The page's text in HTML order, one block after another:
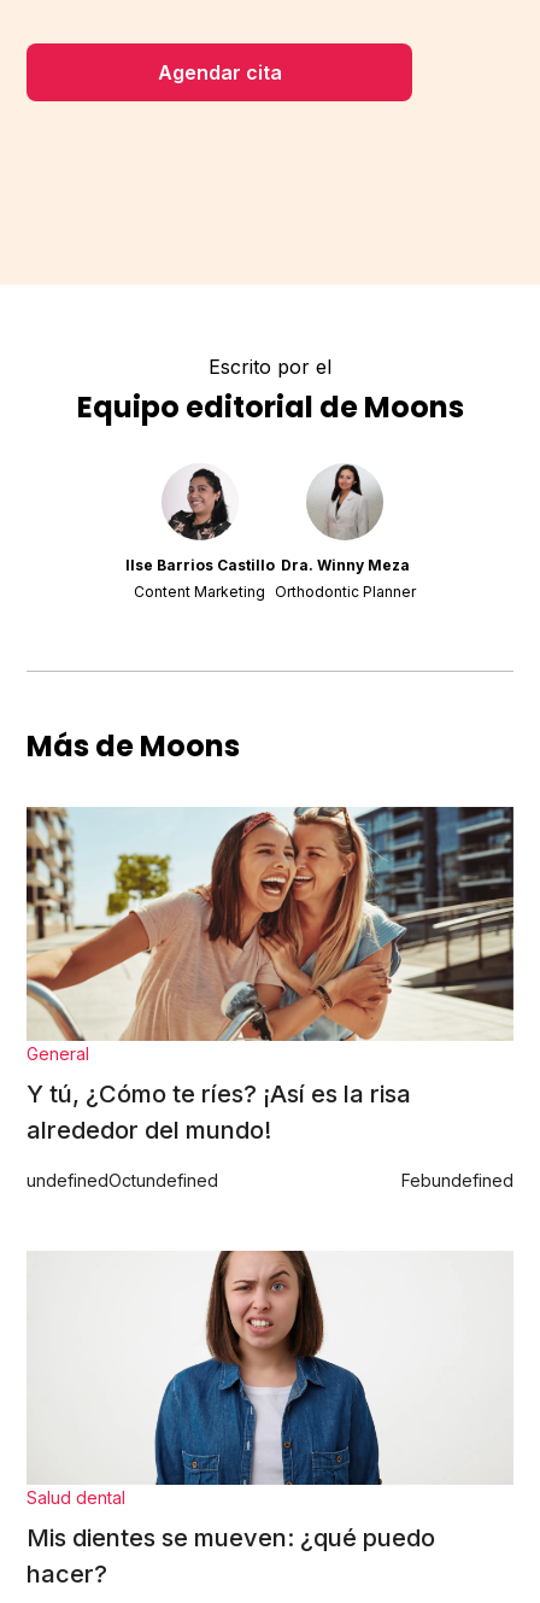
Agendar cita
Escrito por el
Equipo editorial de Moons
Ilse Barrios Castillo
Content Marketing
Dra. Winny Meza
Orthodontic Planner
Más de Moons
General
Y tú, ¿Cómo te ríes? ¡Así es la risa
alrededor del mundo!
undefinedOctundefined Febundefined
Salud dental
Mis dientes se mueven: ¿qué puedo
hacer?